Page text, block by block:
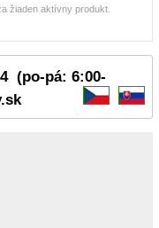
(po-pá: 6:00-
žiaden aktívny produkt.